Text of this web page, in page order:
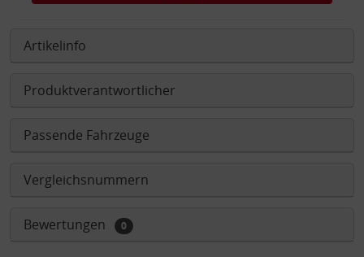
Artikelinfo
Produktverantwortlicher
Passende Fahrzeuge
Vergleichsnummern
Bewertungen 0